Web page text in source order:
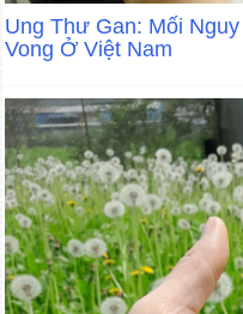
Ung Thư Gan: Mối
Vong Ở Việt Nam